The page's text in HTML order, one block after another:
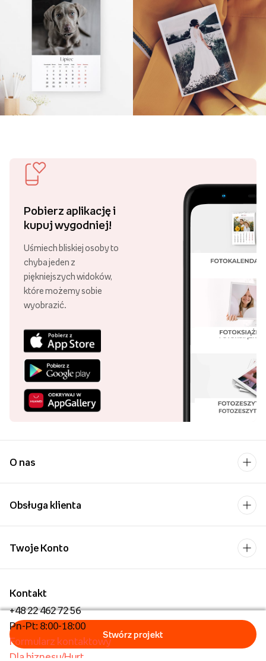
Pobierz aplikację i
kupuj wygodniej!
Uśmiech bliskiej osoby to
chyba jeden z
piękniejszych widoków,
które możemy sobie
wyobrazić.
O nas
Obsługa klienta
Kontakt
+48 22 462 72 56
Pn-Pt: 8:00-18:00
Formularz kontaktowy
Dla biznesu/Hurt
Twoje Konto